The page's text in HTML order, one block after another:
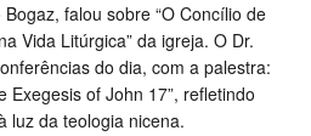
falou sobre “O Concílio de
Vida Litúrgica” da igreja. O Dr.
do dia, com a palestra:
Exegesis of John 17”, refletindo
luz da teologia nicena.